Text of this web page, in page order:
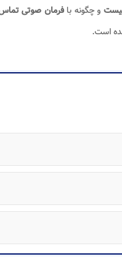
و چگونه بافرمان صوتی
است.